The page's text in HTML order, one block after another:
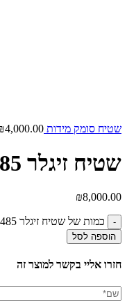
שטיח סומק מידות 270X170 4,000.00
שטיח זיגלר #485
₪8,000.00
כמות של שטיח זיגלר #485
הוספה לסל
חזרו אליי בקשר למוצר זה